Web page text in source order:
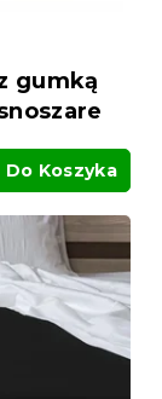
gumką
Do Koszyka